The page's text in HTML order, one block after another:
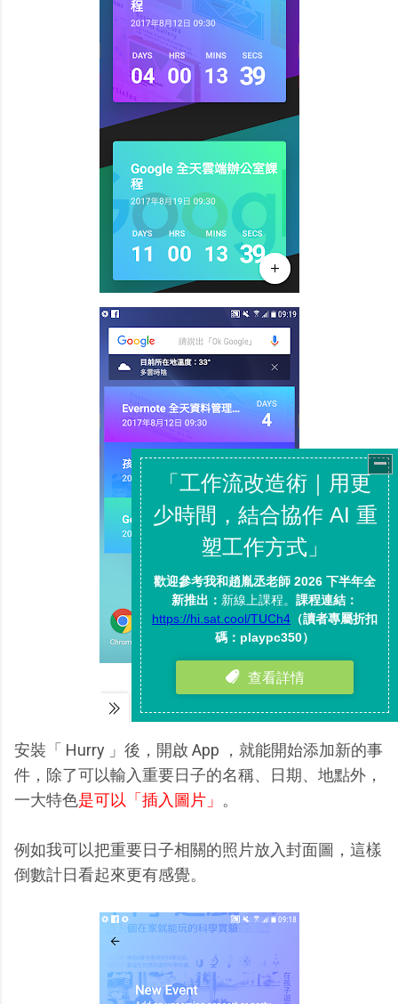
安裝「 Hurry 」後，開啟 App ，就能開始添加新的事
件，除了可以輸入重要日子的名稱、日期、地點外，
一大特色是可以「插入圖片」 。
例如我可以把重要日子相關的照片放入封面圖，這樣
倒數計日看起來更有感覺。